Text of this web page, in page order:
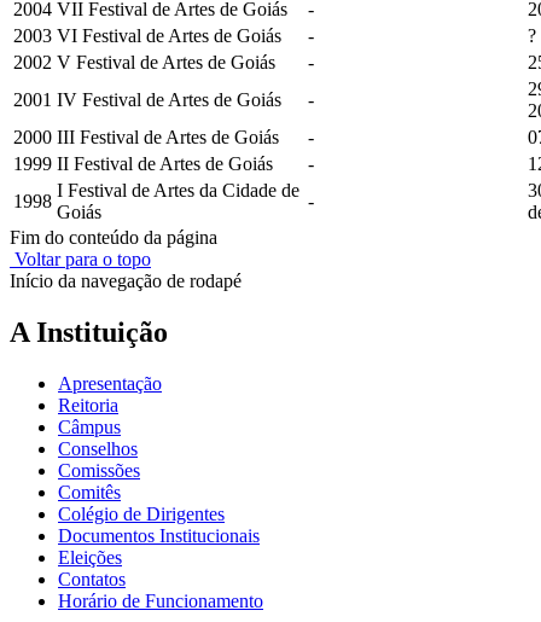
2004 VII Festival de Artes de Goiás -
2003 VI Festival de Artes de Goiás -
?
2002 V Festival de Artes de Goiás -
2001 IV Festival de Artes de Goiás -
2000 III Festival de Artes de Goiás -
1999 II Festival de Artes de Goiás -
1998
I Festival de Artes da Cidade de
Goiás
-
Fim do conteúdo da página
Voltar para o topo
Início da navegação de rodapé
A Instituição
Apresentação
Reitoria
Câmpus
Conselhos
Comissões
Comitês
Colégio de Dirigentes
Documentos Institucionais
Eleições
Contatos
Horário de Funcionamento